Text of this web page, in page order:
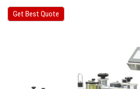
Get Best Quote